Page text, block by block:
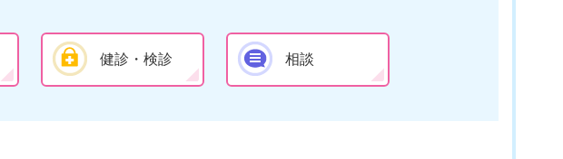
健診・検診 相談